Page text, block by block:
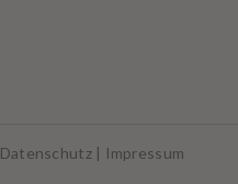
Datenschutz| Impressum